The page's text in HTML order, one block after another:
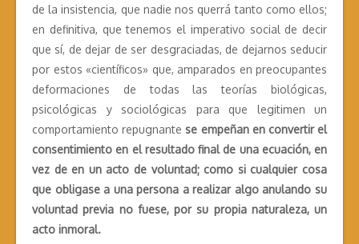
de la insistencia, que nadie nos querrá tanto como ellos;
en definitiva, que tenemos el imperativo social de decir
que sí, de dejar de ser desgraciadas, de dejarnos seducir
por estos «científicos» que, amparados en preocupantes
deformaciones de todas las teorías biológicas,
psicológicas y sociológicas para que legitimen un
comportamiento repugnante se empeñan en convertir el
consentimiento en el resultado final de una ecuación, en
vez de en un acto de voluntad; como si cualquier cosa
que obligase a una persona a realizar algo anulando su
voluntad previa no fuese, por su propia naturaleza, un
acto inmoral.